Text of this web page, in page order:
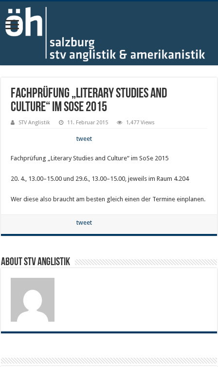
Fachprüfung „Literary Studies and
Culture“ im SoSe 2015
STV Anglistik 11. Februar 2015 1,477 Views
tweet
Fachprüfung „Literary Studies and Culture“ im SoSe 2015
20. 4., 13.00–15.00 und 29.6., 13.00–15.00, jeweils im Raum 4.204
Wer diese also braucht am besten gleich einen der Termine einplanen.
tweet
About STV Anglistik